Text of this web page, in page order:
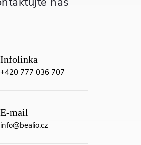
info@bealio.cz
+420 777 036 707